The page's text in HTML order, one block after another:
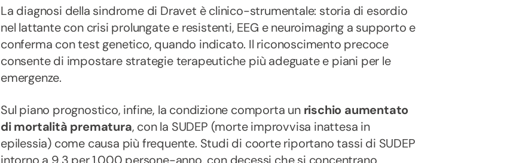
La diagnosi della sindrome di Dravet è clinico-strumentale: storia di esordio
nel lattante con crisi prolungate e resistenti, EEG e neuroimaging a supporto e
conferma con test genetico, quando indicato. Il riconoscimento precoce
consente di impostare strategie terapeutiche più adeguate e piani per le
emergenze.
Sul piano prognostico, infine, la condizione comporta un rischio aumentato
di mortalità prematura, con la SUDEP (morte improvvisa inattesa in
epilessia) come causa più frequente. Studi di coorte riportano tassi di SUDEP
intorno a 9,3 per 1.000 persone-anno, con decessi che si concentrano